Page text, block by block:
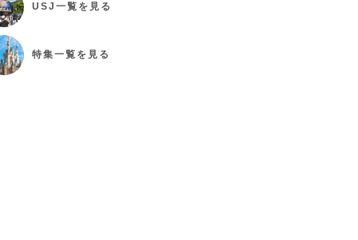
USJ 一覧を見る
特集一覧を見る